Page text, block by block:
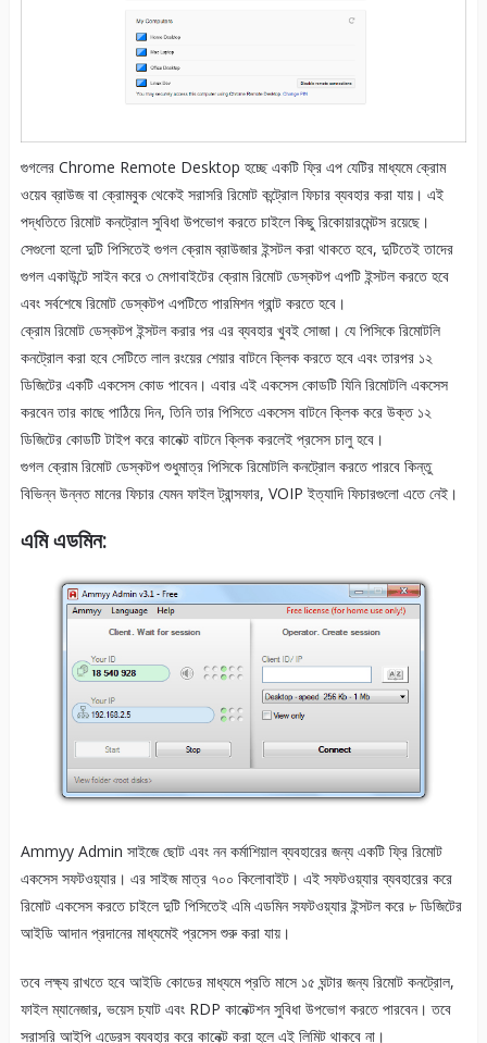
গুগলের Chrome Remote Desktop হচ্ছে একটি ফ্রি এপ যেটির মাধ্যমে ক্রোম
ওয়েব ব্রাউজ বা ক্রোমবুক থেকেই সরাসরি রিমোট কন্ট্রোল ফিচার ব্যবহার করা যায়। এই
পদ্ধতিতে রিমোট কনট্রোল সুবিধা উপভোগ করতে চাইলে কিছু রিকোয়ারমেন্টস রয়েছে।
সেগুলো হলো দুটি পিসিতেই গুগল ক্রোম ব্রাউজার ইন্সটল করা থাকতে হবে, দুটিতেই তাদের
গুগল একাউন্টে সাইন করে ৩ মেগাবাইটের ক্রোম রিমোট ডেস্কটপ এপটি ইন্সটল করতে হবে
এবং সর্বশেষে রিমোট ডেস্কটপ এপটিতে পারমিশন গ্রান্ট করতে হবে।
ক্রোম রিমোট ডেস্কটপ ইন্সটল করার পর এর ব্যবহার খুবই সোজা। যে পিসিকে রিমোটলি
কনট্রোল করা হবে সেটিতে লাল রংয়ের শেয়ার বাটনে ক্লিক করতে হবে এবং তারপর ১২
ডিজিটের একটি একসেস কোড পাবেন। এবার এই একসেস কোডটি যিনি রিমোটলি একসেস
করবেন তার কাছে পাঠিয়ে দিন, তিনি তার পিসিতে একসেস বাটনে ক্লিক করে উক্ত ১২
ডিজিটের কোডটি টাইপ করে কানেক্ট বাটনে ক্লিক করলেই প্রসেস চালু হবে।
গুগল ক্রোম রিমোট ডেস্কটপ শুধুমাত্র পিসিকে রিমোটলি কনট্রোল করতে পারবে কিন্তু
বিভিন্ন উন্নত মানের ফিচার যেমন ফাইল ট্রান্সফার, VOIP ইত্যাদি ফিচারগুলো এতে নেই।
এমি এডমিন:
Ammyy Admin সাইজে ছোট এবং নন কর্মাশিয়াল ব্যবহারের জন্য একটি ফ্রি রিমোট
একসেস সফটওয়্যার। এর সাইজ মাত্র ৭০০ কিলোবাইট। এই সফটওয়্যার ব্যবহারের করে
রিমোট একসেস করতে চাইলে দুটি পিসিতেই এমি এডমিন সফটওয়্যার ইন্সটল করে ৮ ডিজিটের
আইডি আদান প্রদানের মাধ্যমেই প্রসেস শুরু করা যায়।
তবে লক্ষ্য রাখতে হবে আইডি কোডের মাধ্যমে প্রতি মাসে ১৫ ঘন্টার জন্য রিমোট কনট্রোল,
ফাইল ম্যানেজার, ভয়েস চ্যাট এবং RDP কানেক্টশন সুবিধা উপভোগ করতে পারবেন। তবে
সরাসরি আইপি এড্রেস ব্যবহার করে কানেক্ট করা হলে এই লিমিট থাকবে না।